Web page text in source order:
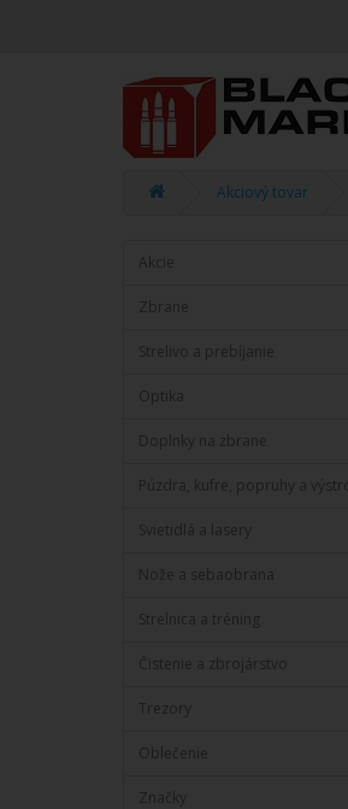
Akciový tovar
Akcie
Zbrane
Strelivo a prebíjanie
Optika
Doplnky na zbrane
Púzdra, kufre, popruhy a výstroj
Svietidlá a lasery
Nože a sebaobrana
Strelnica a tréning
Čistenie a zbrojárstvo
Trezory
Oblečenie
Značky